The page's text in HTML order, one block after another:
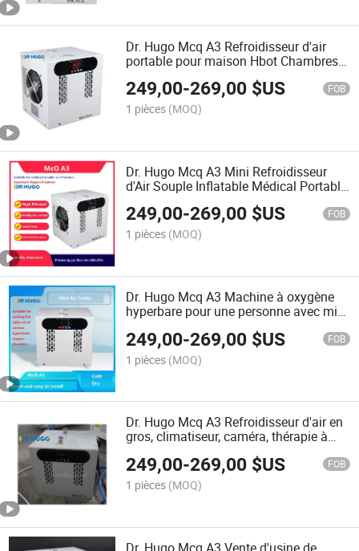
Dr. Hugo Mcq A3 Refroidisseur d'air
portable pour maison Hbot Chambres
de thérapie hyperbare à oxygène
caméra Matériau hyperbare Mini
refroidisseur d'air
249,00-269,00 $US FOB
1 pièces (MOQ)
Dr. Hugo Mcq A3 Mini Refroidisseur
d'Air Souple Inflatable Médical Portable
Accessoires de Chambre Hyperbare à
Oxygène Portable Refroidisseur d'Air
249,00-269,00 $US FOB
1 pièces (MOQ)
Dr. Hugo Mcq A3 Machine à oxygène
hyperbare pour une personne avec mini
249,00-269,00 $US FOB
1 pièces (MOQ)
Dr. Hugo Mcq A3 Refroidisseur d'air en
gros, climatiseur, caméra, thérapie à
l'oxygène, chambre hyperbare,
refroidisseur d'air personnel
249,00-269,00 $US FOB
1 pièces (MOQ)